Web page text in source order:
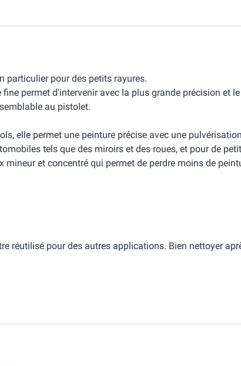
particulier pour des petits rayures.
permet d'intervenir avec la plus grande précision et
au pistolet.
elle permet une peinture précise avec une
tels que des miroirs et des roues, et pour de
et concentré qui permet de perdre moins de
réutilisé pour des autres applications. Bien nettoyer